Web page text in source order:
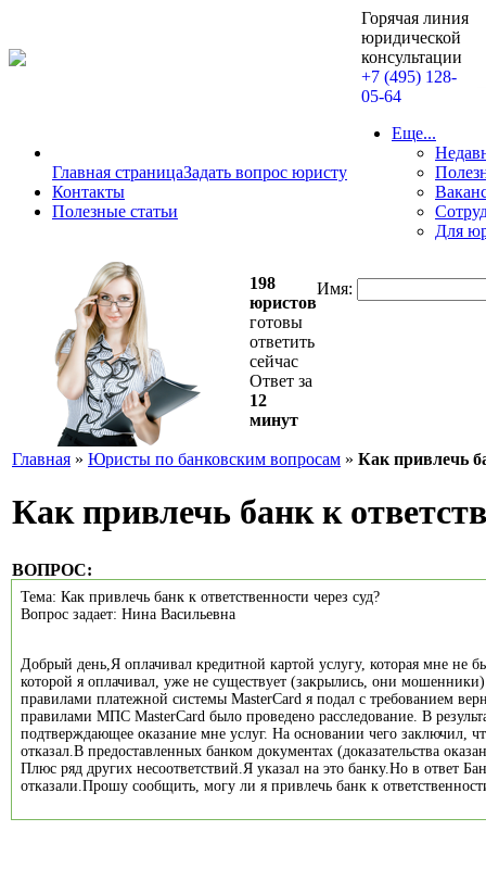
Горячая линия
юридической
консультации
+7 (495) 128-
05-64
Главная страницаЗадать вопрос юристу
Контакты
Полезные статьи
Еще...
Для
198
юристов
готовы
ответить
сейчас
Ответ за
12
минут
Имя:
Главная » Юристы по банковским вопросам » Как привлечь
Как привлечь банк к
ВОПРОС:
Тема: Как привлечь банк к ответственности через суд?
Вопрос задает: Нина Васильевна
Добрый день,Я оплачивал кредитной картой услугу, которая мне не
которой я оплачивал, уже не существует (закрылись, они
правилами платежной системы MasterCard я подал с требованием
правилами МПС MasterCard было проведено расследование. В
подтверждающее оказание мне услуг. На основании чего заключил,
отказал.В предоставленных банком документах (доказательства
Плюс ряд других несоответствий.Я указал на это банку.Но в ответ
отказали.Прошу сообщить, могу ли я привлечь банк к